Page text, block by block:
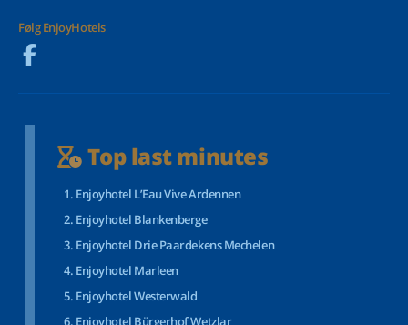
Følg EnjoyHotels
Top last minutes
Enjoyhotel L’Eau Vive Ardennen
Enjoyhotel Blankenberge
Enjoyhotel Drie Paardekens Mechelen
Enjoyhotel Marleen
Enjoyhotel Westerwald
Enjoyhotel Bürgerhof Wetzlar